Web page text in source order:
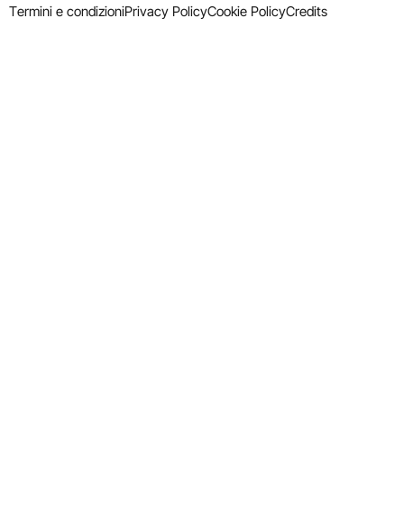
Termini e condizioniPrivacy PolicyCookie PolicyCredits